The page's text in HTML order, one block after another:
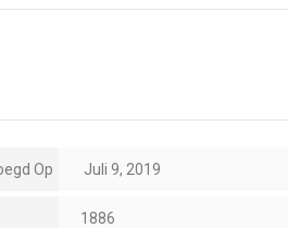
Op Juli 9, 2019
1886